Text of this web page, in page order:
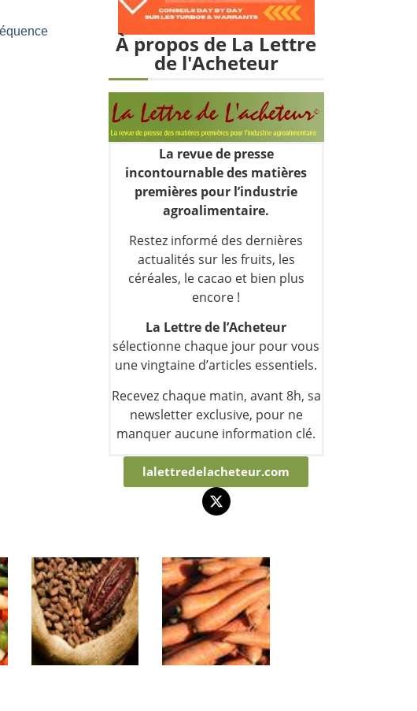
À propos de La Lettre
de l'Acheteur
La revue de presse
incontournable des matières
premières pour l’industrie
agroalimentaire.
Restez informé des dernières
actualités sur les fruits, les
céréales, le cacao et bien plus
encore !
La Lettre de l’Acheteur
sélectionne chaque jour pour vous
une vingtaine d’articles essentiels.
Recevez chaque matin, avant 8h, sa
newsletter exclusive, pour ne
manquer aucune information clé.
lalettredelacheteur.com